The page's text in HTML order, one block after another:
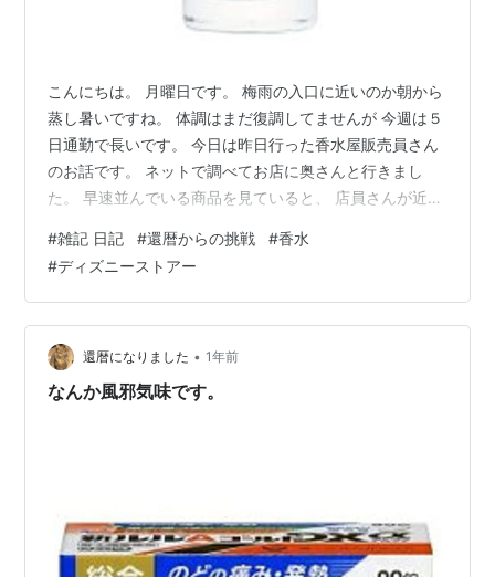
こんにちは。 月曜日です。 梅雨の入口に近いのか朝から
蒸し暑いですね。 体調はまだ復調してませんが 今週は５
日通勤で長いです。 今日は昨日行った香水屋販売員さん
のお話です。 ネットで調べてお店に奥さんと行きまし
た。 早速並んでいる商品を見ていると、 店員さんが近づ
きですか？ このお店に来たのはどうして？ 以前お使いの
香水は？ と矢継ぎ早の質問です。 奥さんは嫌がって、無
言。 私は以前使用の香水を伝えると、 パッドですぐに分
析し、 店のよく似た商品を教えてくれましたが、 生憎、
昨日からの風邪気味で匂いが よく分かりません。。。 と
りあえず薦め…
#雑記 日記 #還暦からの挑戦 #香水
#ディズニーストアー
還暦になりました • 1年前
なんか風邪気味です。